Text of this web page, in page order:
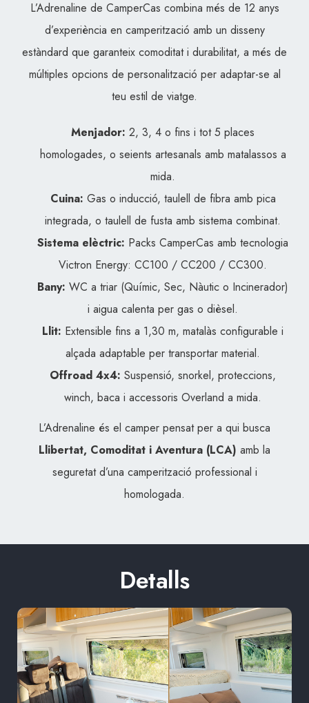
L’Adrenaline de CamperCas combina més de 12 anys
d’experiència en camperització amb un disseny
estàndard que garanteix comoditat i durabilitat, a més de
múltiples opcions de personalització per adaptar-se al
teu estil de viatge.
Menjador: 2, 3, 4 o fins i tot 5 places
homologades, o seients artesanals amb matalassos a
mida.
Cuina: Gas o inducció, taulell de fibra amb pica
integrada, o taulell de fusta amb sistema combinat.
Sistema elèctric: Packs CamperCas amb tecnologia
Victron Energy: CC100 / CC200 / CC300.
Bany: WC a triar (Químic, Sec, Nàutic o Incinerador)
i aigua calenta per gas o dièsel.
Llit: Extensible fins a 1,30 m, matalàs configurable i
alçada adaptable per transportar material.
Offroad 4x4: Suspensió, snorkel, proteccions,
winch, baca i accessoris Overland a mida.
L’Adrenaline és el camper pensat per a qui busca
Llibertat, Comoditat i Aventura (LCA) amb la
seguretat d’una camperització professional i
homologada.
Detalls